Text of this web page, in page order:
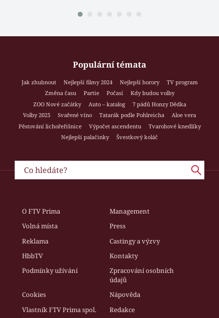
Populární témata
Jak zhubnout Nejlepší filmy 2024 Nejlepší horory
TV program
Změna času
Partie Počasí
Kdy budou volby
ZOO Nové začátky
Auto – katalog
7 pádů Honzy Dědka
Volby 2025
Svařené víno Tatarák podle Pohlreicha
Aloe vera
Pěstování lichořeřišnice
Výpočet ascendentu
Tvarohové knedlíky
Nejlepší palačinky
Švestkový koláč
O FTV Prima
Management
Volná místa
Press
Reklama
Castingy a výzvy
HbbTV
Kontakty
Podmínky užívání
Zpracování osobních
údajů
Cookies
Nápověda
Vlastník FTV Prima spol.
Redakce